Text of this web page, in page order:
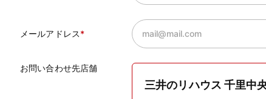
メールアドレス
お問い合わせ先店舗
三井のリハウス 千里中